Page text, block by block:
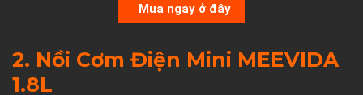
Mua ngay ở đây
2. Nồi Cơm Điện Mini MEEVIDA
1.8L